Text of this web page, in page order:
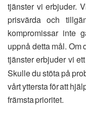
tjänster vi erbjuder.
prisvärda och
kompromissar inte
uppnå detta mål. Om
tjänster erbjuder vi
Skulle du stöta på
vårt yttersta för att
främsta prioritet.